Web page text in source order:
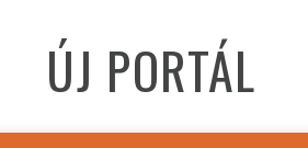
ÚJ PORTÁL